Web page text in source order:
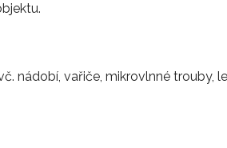
nádobí, vařiče, mikrovlnné trouby,